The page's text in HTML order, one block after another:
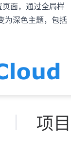
页面，通过全局样
为深色主题，包括